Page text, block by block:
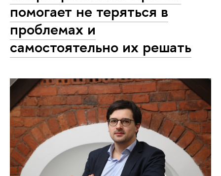
помогает не теряться в
проблемах и
самостоятельно их решать